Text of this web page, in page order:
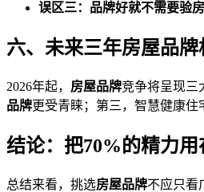
误区三：品牌好就不需要验房
六、未来三年房屋品牌
2026年起， 房屋品牌竞争将呈现三
品牌更受青睐；第三，智慧健康住
结论：把70%的精力
总结来看，挑选房屋品牌不应只看